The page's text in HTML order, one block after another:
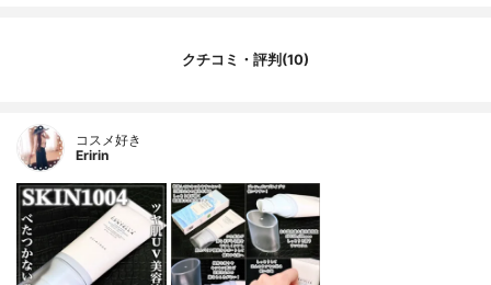
クチコミ・評判(10)
コスメ好き
Eririn